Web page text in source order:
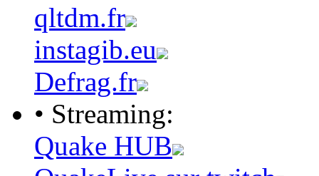
qltdm.fr
instagib.eu
Defrag.fr
• Streaming:
Quake HUB